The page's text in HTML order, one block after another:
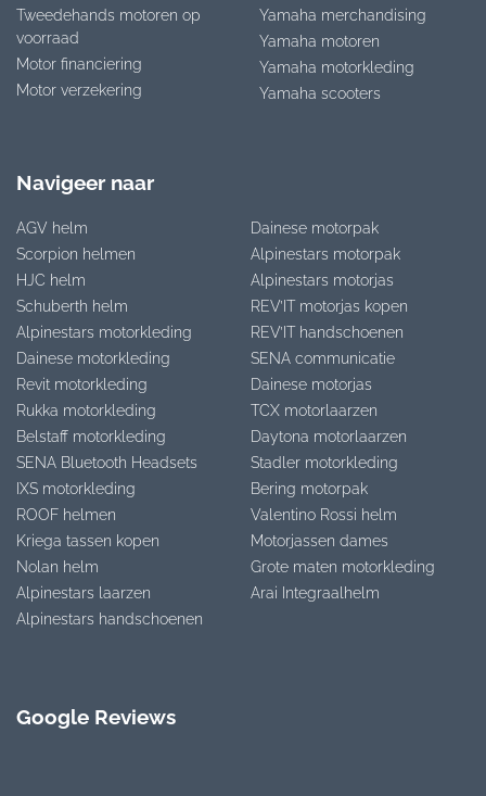
Tweedehands motoren op
voorraad
Motor financiering
Motor verzekering
Yamaha merchandising
Yamaha motoren
Yamaha motorkleding
Yamaha scooters
Navigeer naar
AGV helm
Scorpion helmen
HJC helm
Schuberth helm
Alpinestars motorkleding
Dainese motorkleding
Revit motorkleding
Rukka motorkleding
Belstaff motorkleding
SENA Bluetooth Headsets
IXS motorkleding
ROOF helmen
Kriega tassen kopen
Nolan helm
Alpinestars laarzen
Alpinestars handschoenen
Dainese motorpak
Alpinestars motorpak
Alpinestars motorjas
REV’IT motorjas kopen
REV’IT handschoenen
SENA communicatie
Dainese motorjas
TCX motorlaarzen
Daytona motorlaarzen
Stadler motorkleding
Bering motorpak
Valentino Rossi helm
Motorjassen dames
Grote maten motorkleding
Arai Integraalhelm
Google Reviews